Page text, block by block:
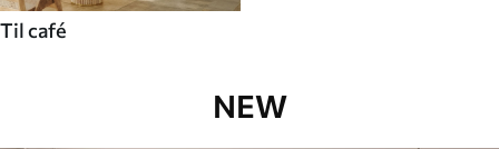
Til café
NEW